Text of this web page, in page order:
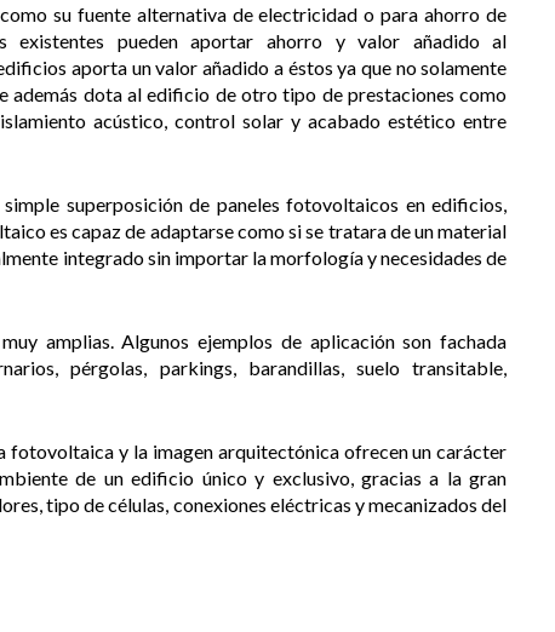
su fuente alternativa de electricidad o para ahorro de
existentes pueden aportar ahorro y valor añadido al
aporta un valor añadido a éstos ya que no solamente
además dota al edificio de otro tipo de prestaciones como
acústico, control solar y acabado estético entre
superposición de paneles fotovoltaicos en edificios,
es capaz de adaptarse como si se tratara de un material
integrado sin importar la morfología y necesidades de
amplias. Algunos ejemplos de aplicación son fachada
pérgolas, parkings, barandillas, suelo transitable,
fotovoltaica y la imagen arquitectónica ofrecen un carácter
de un edificio único y exclusivo, gracias a la gran
tipo de células, conexiones eléctricas y mecanizados del